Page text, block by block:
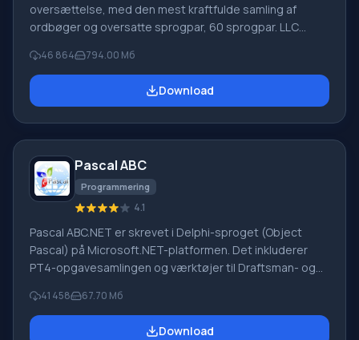
oversættelse, med den mest kraftfulde samling af
ordbøger og oversatte sprogpar, 60 sprogpar. LLC
oversættelsessystemer til private brugere og
virksomheder. PROMT-software giver oversættelse af
enhver tekst ved hjælp af indbyggede ordbøger,
udenlandsk firma
46 864 794.00 Мб
Download
Pascal ABC
Programmering
4.1
Pascal ABC.NET er skrevet i Delphi-sproget (Object
Pascal) på Microsoft.NET-platformen. Det inkluderer
PT4-opgavesamlingen og værktøjer til Draftsman- og
lærer programmering. Hovedformålet med Pascal
ABC.NET-programmeringssystemet er at studere og
41 458 67.70 Мб
Download